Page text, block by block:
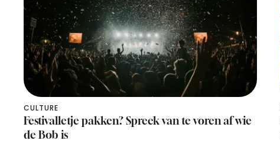
CULTURE
Festivalletje pakken? Spreek van te voren af wie
de Bob is